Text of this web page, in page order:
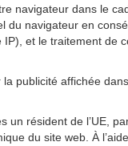
navigateur dans le
navigateur en
et le traitement de
publicité affichée
un résident de l’UE,
du site web. À